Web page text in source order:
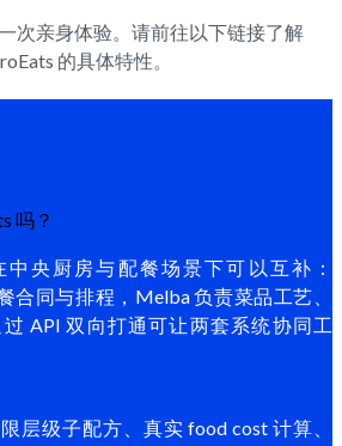
次亲身体验。请前往以下链接了解
的具体特性。
吗？
中央厨房与配餐场景下可以互补：
合同与排程，Melba 负责菜品工艺、
API 双向打通可让两套系统协同工
层级子配方、真实 food cost 计算、